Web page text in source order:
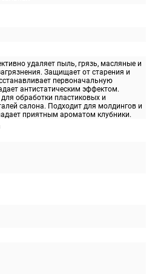
удаляет пыль, грязь, масляные и
Защищает от старения и
первоначальную
антистатическим эффектом.
обработки пластиковых и
салона. Подходит для молдингов и
приятным ароматом клубники.